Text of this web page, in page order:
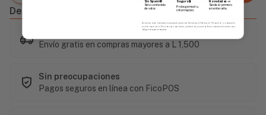
Descripción
Envío gratis en compras mayores a L 1,500
Sin preocupaciones
Pagos seguros en línea con FicoPOS
Solo contenido
de valor.
Seguro 🔒
Protegemos tu
información.
Serás el primero
en enterarte.
Al enviar este formulario, aceptás nuestros Términos y Política de Privacidad, y consentís
recibir correos de Fierros con novedades, productos y eventos. Este consentimiento no es
obligatorio para comprar.